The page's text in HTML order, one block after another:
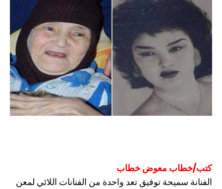
كتب/خطاب معوض خطاب
الفنانة سميحة توفيق تعد واحدة من الفنانات اللائي لمعن